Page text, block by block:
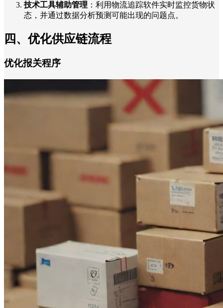
技术工具辅助管理 ：利用物流追踪软件实时监控货物状
态，并通过数据分析预测可能出现的问题点。
四、优化供应链流程
优化报关程序